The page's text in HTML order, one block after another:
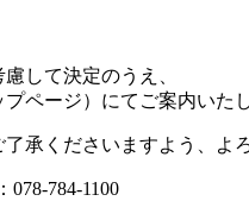
して決定のうえ、
ページ）にてご案内いたし
承くださいますよう、よ
784-1100